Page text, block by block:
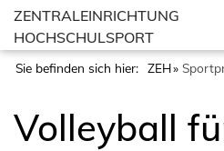
ZENTRALEINRICHTUNG
HOCHSCHULSPORT
Sie befinden sich hier: ZEH
Volleyball